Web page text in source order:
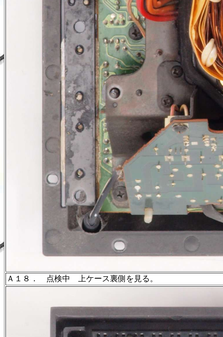
Ａ１８． 点検中 上ケース裏側を見る。